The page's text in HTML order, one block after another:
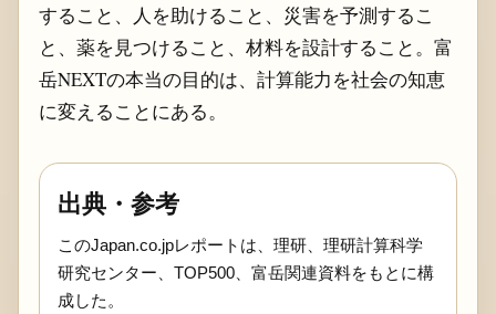
すること、人を助けること、災害を予測するこ
と、薬を見つけること、材料を設計すること。富
岳NEXTの本当の目的は、計算能力を社会の知恵
に変えることにある。
出典・参考
このJapan.co.jpレポートは、理研、理研計算科学
研究センター、TOP500、富岳関連資料をもとに構
成した。